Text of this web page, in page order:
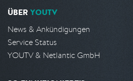
ÜBER YOUTV
News & Ankündigungen
Service Status
YOUTV & Netlantic GmbH